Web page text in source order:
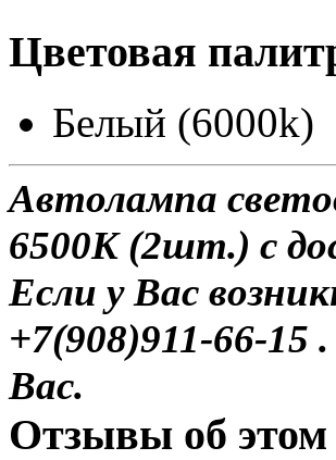
Цветовая
Белый (6000k)
Автолампа
6500K (2шт.) с
Если у Вас
+7(908)911-66-
Вас.
Отзывы об этом